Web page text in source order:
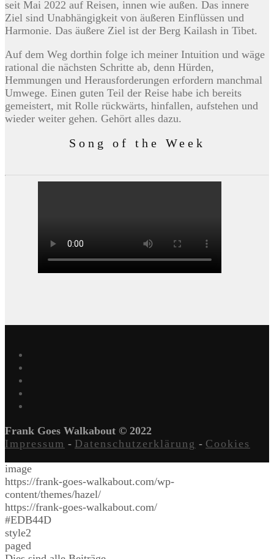
seit Mai 2022 auf Reisen, innen wie außen. Das innere
Ziel sind Unabhängigkeit von äußeren Einflüssen und
Harmonie. Das äußere Ziel ist der Berg Kailash in Tibet.
Auf dem Weg dorthin folge ich meiner Intuition und wäge
rational die nächsten Schritte ab, denn Hürden,
Hemmungen und Herausforderungen erfordern manchmal
Umwege. Einen guten Teil der Reise habe ich bereits
gemeistert, mit Rolle rückwärts, hinfallen, aufstehen und
wieder weiter gehen. Gehört alles dazu.
Song of the Week
Frank Goes Walkabout © 2022
Impressum - Datenschutzerklärung - Cookies
image
https://frank-goes-walkabout.com/wp-
content/themes/hazel/
https://frank-goes-walkabout.com/
#EDB44D
style2
paged